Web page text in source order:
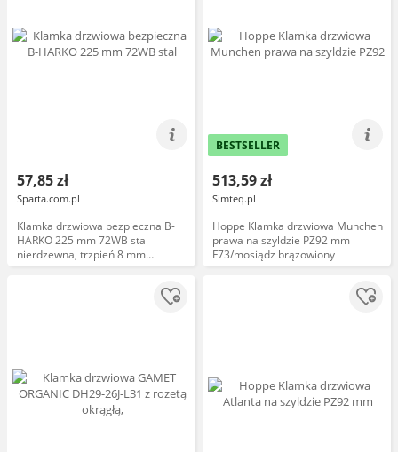
57,85 zł
Sparta.com.pl
Klamka drzwiowa bezpieczna B-
HARKO 225 mm 72WB stal
nierdzewna, trzpień 8 mm
(zamiennik KL-GA-481)
BESTSELLER
513,59 zł
Simteq.pl
Hoppe Klamka drzwiowa Munchen
prawa na szyldzie PZ92 mm
F73/mosiądz brązowiony